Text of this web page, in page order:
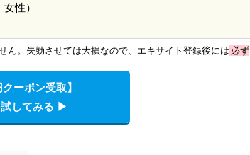
性）
。失効させては大損なので、エキサイト登録後には 必ず
クーポン受取】
してみる ▶︎